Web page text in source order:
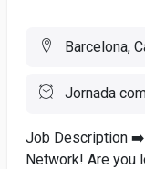
Barcelona,
Jornada
Job Description ➡️
Network! Are you